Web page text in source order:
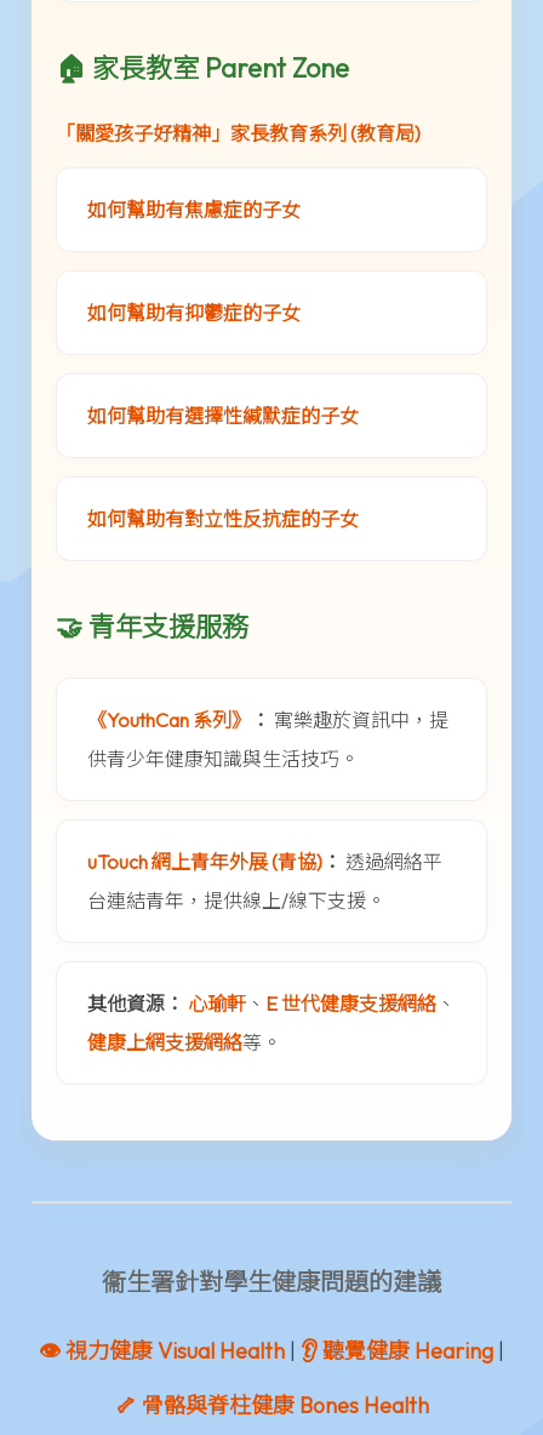
🏠 家長教室 Parent Zone
「關愛孩子好精神」家長教育系列 (教育局)
如何幫助有焦慮症的子女
如何幫助有抑鬱症的子女
如何幫助有選擇性緘默症的子女
如何幫助有對立性反抗症的子女
🤝 青年支援服務
《YouthCan 系列》 ： 寓樂趣於資訊中，提
供青少年健康知識與生活技巧。
uTouch 網上青年外展 (青協) ： 透過網絡平
台連結青年，提供線上/線下支援。
其他資源： 心瑜軒 、 E 世代健康支援網絡 、
健康上網支援網絡等。
衞生署針對學生健康問題的建議
👁️ 視力健康 Visual Health | 👂 聽覺健康 Hearing |
🦴 骨骼與脊柱健康 Bones Health